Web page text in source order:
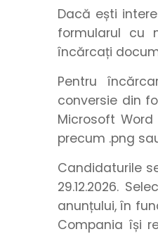
Dacă ești
formularul cu
încărcați
Pentru
conversie din
Microsoft
precum .png
Candidaturile
29.12.2026.
anunțului, în
Compania își